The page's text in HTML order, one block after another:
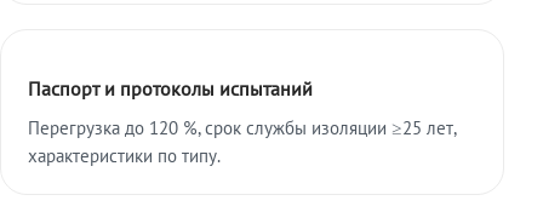
Паспорт и протоколы испытаний
Перегрузка до 120 %, срок службы изоляции ≥25 лет,
характеристики по типу.